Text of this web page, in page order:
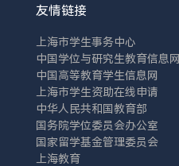
友情链接
上海市学生事务中心
中国学位与研究生教育信息网
中国高等教育学生信息网
上海市学生资助在线申请
中华人民共和国教育部
国务院学位委员会办公室
国家留学基金管理委员会
上海教育